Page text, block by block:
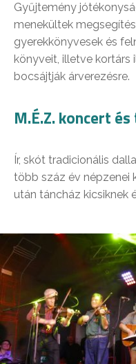
Gyűjtemény
menekültek
gyerekkönyvesek és
könyveit, illetve
bocsájtják árverezésre.
M.É.Z. koncert
Ír, skót tradicionális
több száz év népzenei
után táncház kicsiknek